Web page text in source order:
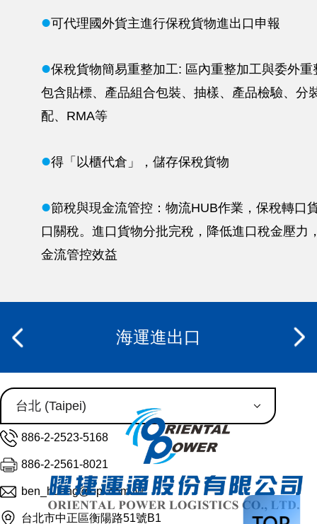
l可代理國外貨主進行保稅貨物進出口申報
l保稅貨物簡易重整加工: 區內重整加工與委外重
包含貼標、產品組合包裝、抽樣、產品檢驗、分
配、RMA等
l得「以櫃代倉」，儲存保稅貨物
l節稅與現金流管控：物流HUB作業，保稅轉口
口關稅。進口貨物分批完稅，降低進口稅金壓力
金流管控效益
海運進出口
886-2-2523-5168
886-2-2561-8021
ben_huang@opl.com.tw
台北市中正區衡陽路51號B1